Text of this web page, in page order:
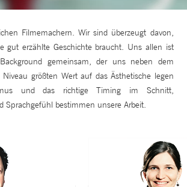
Filmemachern. Wir sind überzeugt davon,
gut erzählte Geschichte braucht. Uns allen ist
gemeinsam, der uns neben dem
größten Wert auf das Ästhetische legen
und das richtige Timing im Schnitt,
Sprachgefühl bestimmen unsere Arbeit.